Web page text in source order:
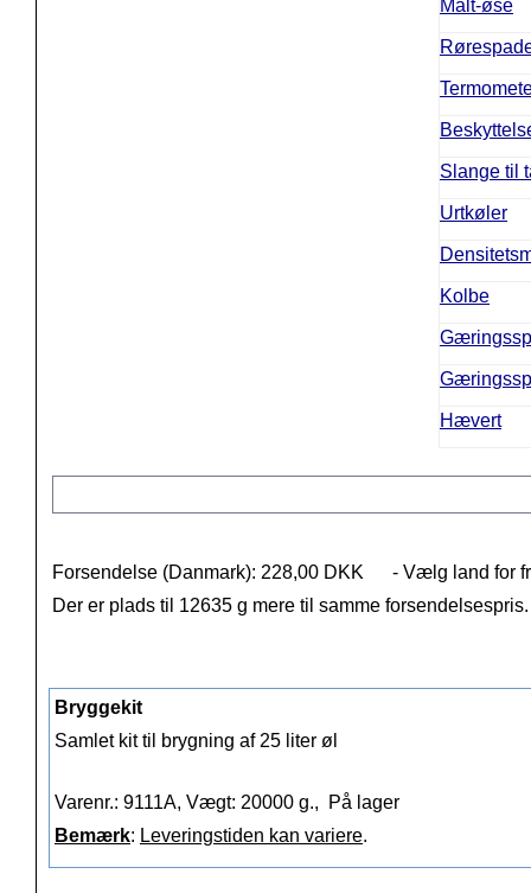
Malt-øse
Slange til
Urtkøler
Kolbe
Hævert
Forsendelse (Danmark): 228,00 DKK
- Vælg land for
Der er plads til 12635 g mere til samme
Bryggekit
Samlet kit til brygning af 25 liter øl
Varenr.: 9111A, Vægt: 20000 g.,
På lager
Bemærk: Leveringstiden kan variere.